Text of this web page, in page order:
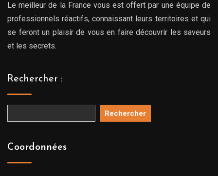
Le meilleur de la France vous est offert par une équipe de
professionnels réactifs, connaissant leurs territoires et qui
se feront un plaisir de vous en faire découvrir les saveurs
et les secrets.
Rechercher :
Rechercher
Coordonnées